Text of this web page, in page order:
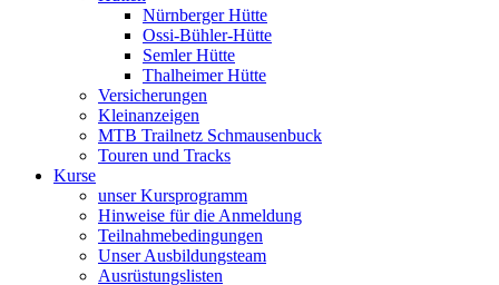
Nürnberger Hütte
Ossi-Bühler-Hütte
Semler Hütte
Thalheimer Hütte
Versicherungen
Kleinanzeigen
MTB Trailnetz Schmausenbuck
Touren und Tracks
Kurse
unser Kursprogramm
Hinweise für die Anmeldung
Teilnahmebedingungen
Unser Ausbildungsteam
Ausrüstungslisten